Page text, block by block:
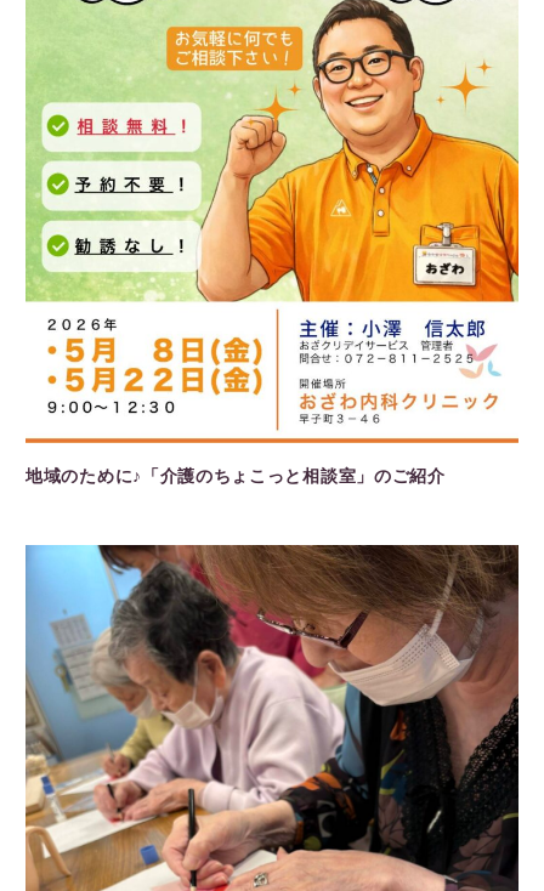
地域のために♪「介護のちょこっと相談室」のご紹介